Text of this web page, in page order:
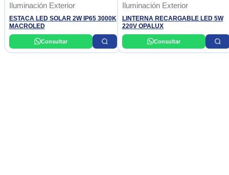
Iluminación Exterior
ESTACA LED SOLAR 2W IP65 3000K
MACROLED
Consultar
Iluminación Exterior
LINTERNA RECARGABLE LED 5W
220V OPALUX
Consultar